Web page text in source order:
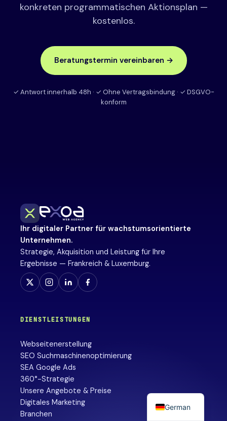
konkreten programmatischen Aktionsplan —
kostenlos.
Beratungstermin vereinbaren →
✓ Antwort innerhalb 48h · ✓ Ohne Vertragsbindung · ✓ DSGVO-
konform
Ihr digitaler Partner für wachstumsorientierte
Unternehmen.
Strategie, Akquisition und Leistung für Ihre
Ergebnisse — Frankreich & Luxemburg.
DIENSTLEISTUNGEN
Webseitenerstellung
SEO Suchmaschinenoptimierung
SEA Google Ads
360°-Strategie
Unsere Angebote & Preise
Digitales Marketing
Branchen
German